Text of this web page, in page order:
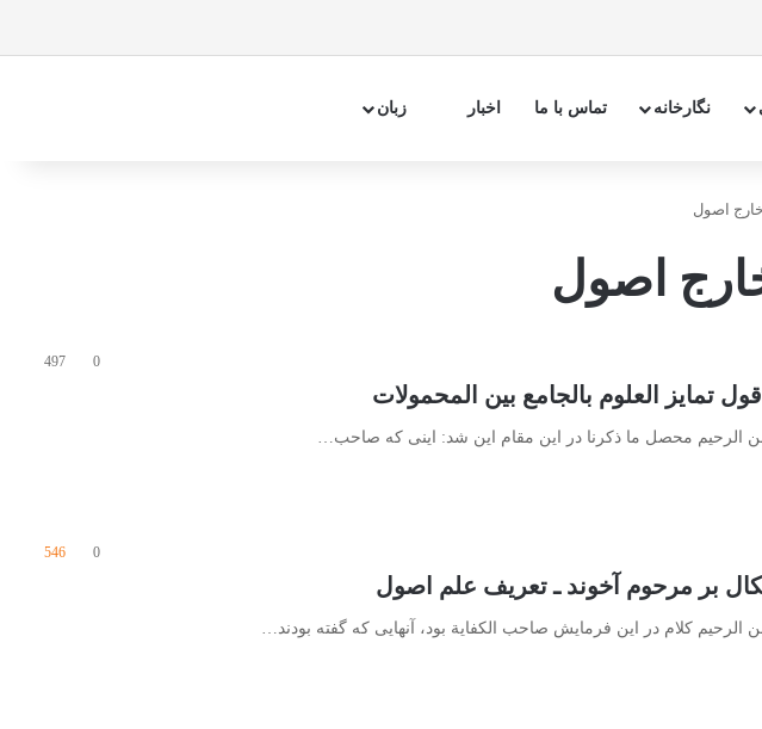
نگارخانه تماس با ما اخبار زبان
اصول
اصول
0
497
الرحیم محصل ما ذکرنا در این مقام این شد: اینی که صاحب…
0
546
الرحیم کلام در این فرمایش صاحب الکفایة بود، آنهایی که گفته بودند…